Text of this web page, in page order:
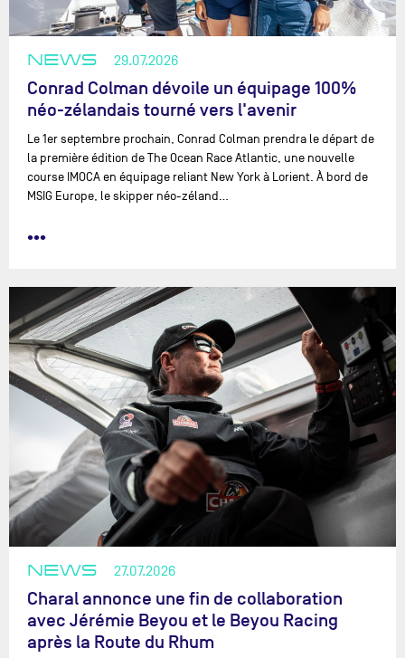
NEWS 29.07.2026
Conrad Colman dévoile un équipage 100%
néo-zélandais tourné vers l'avenir
Le 1er septembre prochain, Conrad Colman prendra le départ de
la première édition de The Ocean Race Atlantic, une nouvelle
course IMOCA en équipage reliant New York à Lorient. À bord de
MSIG Europe, le skipper néo-zéland…
•••
NEWS 27.07.2026
Charal annonce une fin de collaboration
avec Jérémie Beyou et le Beyou Racing
après la Route du Rhum